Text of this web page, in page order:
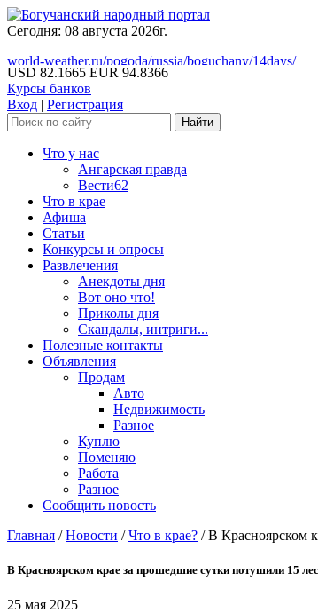
Сегодня: 08 августа 2026г.
world-weather.ru/pogoda/russia/boguchany/14days/
USD 82.1665 EUR 94.8366
Курсы банков
Вход | Регистрация
Что у нас
Ангарская правда
Вести62
Что в крае
Афиша
Статьи
Конкурсы и опросы
Развлечения
Анекдоты дня
Вот оно что!
Приколы дня
Скандалы, интриги...
Полезные контакты
Объявления
Продам
Авто
Недвижимость
Разное
Куплю
Поменяю
Работа
Разное
Сообщить новость
Главная /Новости /Что в крае? /В Красноярском
В Красноярском крае за прошедшие сутки потушили 15
25 мая 2025